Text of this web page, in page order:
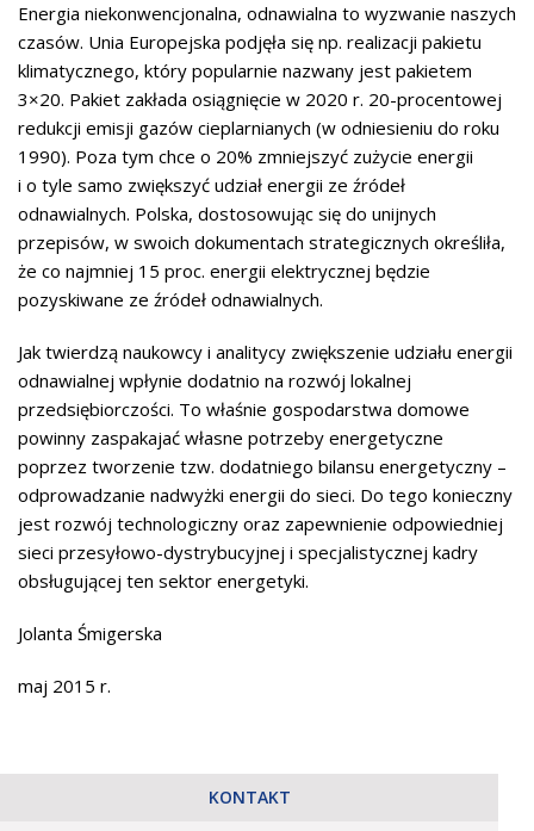
Energia niekonwencjonalna, odnawialna to wyzwanie naszych
czasów. Unia Europejska podjęła się np. realizacji pakietu
klimatycznego, który popularnie nazwany jest pakietem
3×20. Pakiet zakłada osiągnięcie w 2020 r. 20-procentowej
redukcji emisji gazów cieplarnianych (w odniesieniu do roku
1990). Poza tym chce o 20% zmniejszyć zużycie energii
i o tyle samo zwiększyć udział energii ze źródeł
odnawialnych. Polska, dostosowując się do unijnych
przepisów, w swoich dokumentach strategicznych określiła,
że co najmniej 15 proc. energii elektrycznej będzie
pozyskiwane ze źródeł odnawialnych.
Jak twierdzą naukowcy i analitycy zwiększenie udziału energii
odnawialnej wpłynie dodatnio na rozwój lokalnej
przedsiębiorczości. To właśnie gospodarstwa domowe
powinny zaspakajać własne potrzeby energetyczne
poprzez tworzenie tzw. dodatniego bilansu energetyczny –
odprowadzanie nadwyżki energii do sieci. Do tego konieczny
jest rozwój technologiczny oraz zapewnienie odpowiedniej
sieci przesyłowo-dystrybucyjnej i specjalistycznej kadry
obsługującej ten sektor energetyki.
Jolanta Śmigerska
maj 2015 r.
KONTAKT